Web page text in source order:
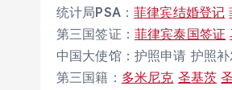
统计局PSA：菲律宾结婚登记
第三国签证： 菲律宾泰国签证
中国大使馆：护照申请 护照
第三国籍： 多米尼克 圣基茨